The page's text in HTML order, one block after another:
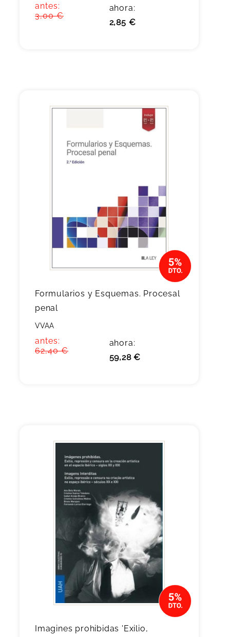
antes:
3,00 €
ahora:
2,85 €
Formularios y Esquemas. Procesal
penal
VVAA
antes:
62,40 €
ahora:
59,28 €
Imagines prohibidas 'Exilio,